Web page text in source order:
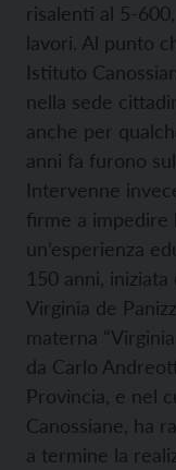
risalenti al 5-
lavori. Al punto
Istituto
nella sede
anche per
anni fa furono
Intervenne
firme a impedire
un’esperienza
150 anni, iniziata
Virginia de
materna
da Carlo
Provincia, e nel
Canossiane, ha
a termine la